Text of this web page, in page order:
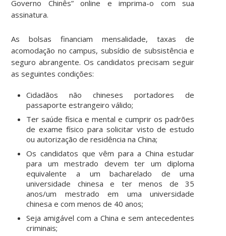
Governo Chinês” online e imprima-o com sua
assinatura.
As bolsas financiam mensalidade, taxas de
acomodação no campus, subsídio de subsistência e
seguro abrangente. Os candidatos precisam seguir
as seguintes condições:
Cidadãos não chineses portadores de
passaporte estrangeiro válido;
Ter saúde física e mental e cumprir os padrões
de exame físico para solicitar visto de estudo
ou autorização de residência na China;
Os candidatos que vêm para a China estudar
para um mestrado devem ter um diploma
equivalente a um bacharelado de uma
universidade chinesa e ter menos de 35
anos/um mestrado em uma universidade
chinesa e com menos de 40 anos;
Seja amigável com a China e sem antecedentes
criminais;